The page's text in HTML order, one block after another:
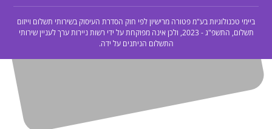
ביימי טכנולוגיות בע"מ פטורה מרישיון לפי חוק הסדרת העיסוק בשירותי תשלום וייזום
תשלום, התשפ"ג - 2023, ולכן אינה מפוקחת על ידי רשות ניירות ערך לעניין שירותי
התשלום הניתנים על ידה.